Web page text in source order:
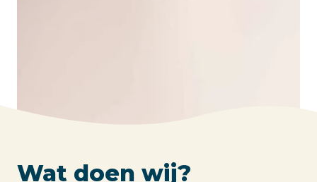
Wat doen wij?